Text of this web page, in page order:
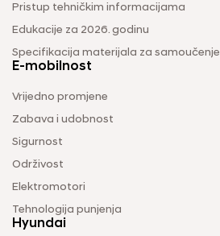
Pristup tehničkim informacijama
Edukacije za 2026. godinu
Specifikacija materijala za samoučenje
E-mobilnost
Vrijedno promjene
Zabava i udobnost
Sigurnost
Održivost
Elektromotori
Tehnologija punjenja
Hyundai